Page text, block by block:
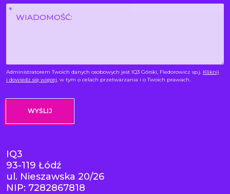
Wiadomość
Administratorem Twoich danych osobowych jest IQ3 Górski, Fiedorowicz sp.j. Kliknij
i dowiedz się więcej, w tym o celach przetwarzania i o Twoich prawach.
IQ3
93-119 Łódź
ul. Nieszawska 20/26
NIP: 7282867818